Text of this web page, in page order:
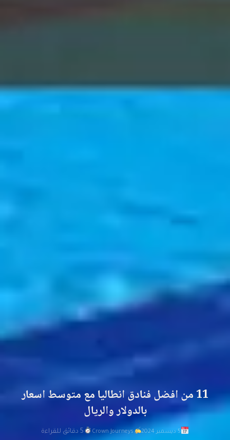
11 من افضل فنادق انطاليا مع متوسط اسعار
بالدولار والريال
5 ديسمبر 2024 Crown Journeys 5 دقائق للقراءة